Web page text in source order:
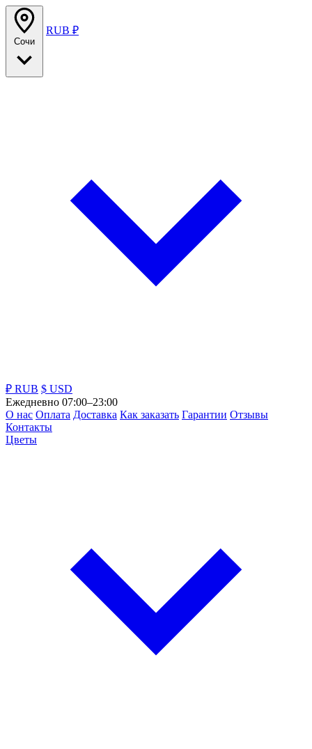
Сочи
RUB ₽
₽ RUB $ USD
Ежедневно 07:00–23:00
О нас Оплата Доставка Как заказать Гарантии Отзывы
Контакты
Цветы